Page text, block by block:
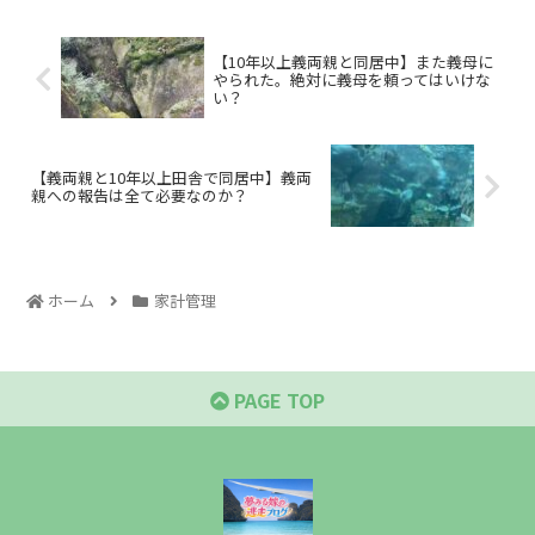
【10年以上義両親と同居中】また義母に
やられた。絶対に義母を頼ってはいけな
い？
【義両親と10年以上田舎で同居中】義両
親への報告は全て必要なのか？
ホーム 家計管理
PAGE TOP